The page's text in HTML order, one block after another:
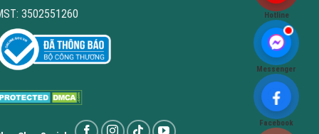
3502551260 Hotline
Messenger
Facebook